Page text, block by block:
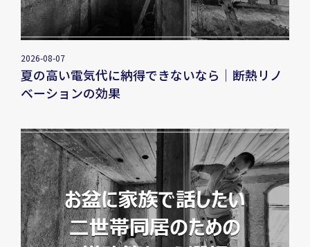
2026-08-07
夏の高い電気代に納得できないなら｜断熱リノ
ベーションの効果